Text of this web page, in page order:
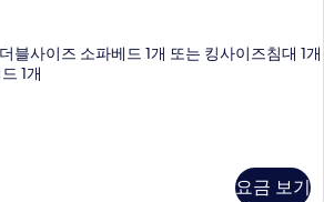
블사이즈 소파베드 1개 또는 킹사이즈침대 1개
1개
요금 보기